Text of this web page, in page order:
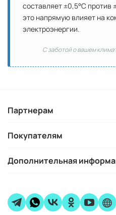
составляет ±0,5°C против
это напрямую влияет на
электроэнергии.
С заботой о вашем
Партнерам
Покупателям
Дополнительная